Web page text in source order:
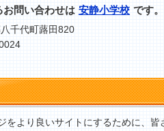
問い合わせは 安静小学校 です。
千代町蕗田820
をより良いサイトにするために、